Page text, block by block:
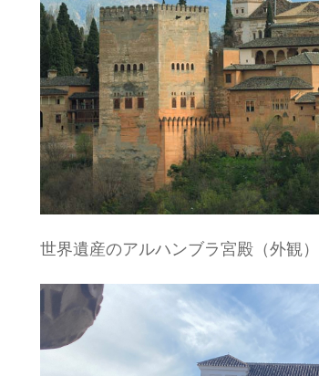
世界遺産のアルハンブラ宮殿（外観）